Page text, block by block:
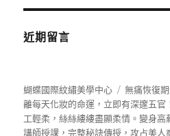
近期留言
蝴蝶國際紋繡美學中心
無痛恢復
離每天化妝的命運，立即有深邃五官
工輕柔，絲絲縷縷盡顯柔情。變身
講師授課，完整秘訣傳授，攻占美人